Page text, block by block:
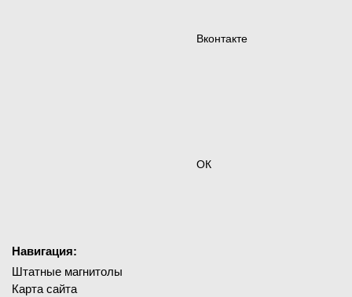
Вконтакте
ОК
Навигация:
Штатные магнитолы
Карта сайта